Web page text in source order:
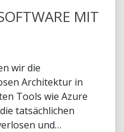
MIT
wir die
Architektur in
Tools wie Azure
tatsächlichen
und